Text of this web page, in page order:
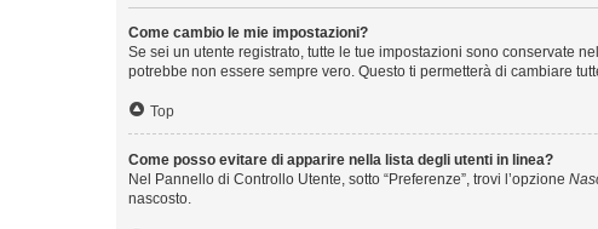
Come cambio le mie impostazioni?
Se sei un utente registrato, tutte le tue impostazioni sono conservate
potrebbe non essere sempre vero. Questo ti permetterà di cambiare
Top
Come posso evitare di apparire nella lista degli utenti in linea?
Nel Pannello di Controllo Utente, sotto “Preferenze”, trovi l’opzione
nascosto.